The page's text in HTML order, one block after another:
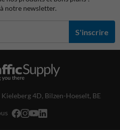
notre newsletter.
S'inscrire
Kieleberg 4D, Bilzen-Hoeselt, BE